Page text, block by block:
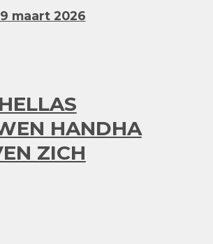
HELLAS
HANDHA
ZICH
maart 2026